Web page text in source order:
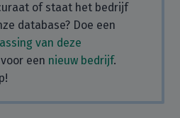
of staat het bedrijf
database? Doe een
van deze
een nieuw bedrijf.